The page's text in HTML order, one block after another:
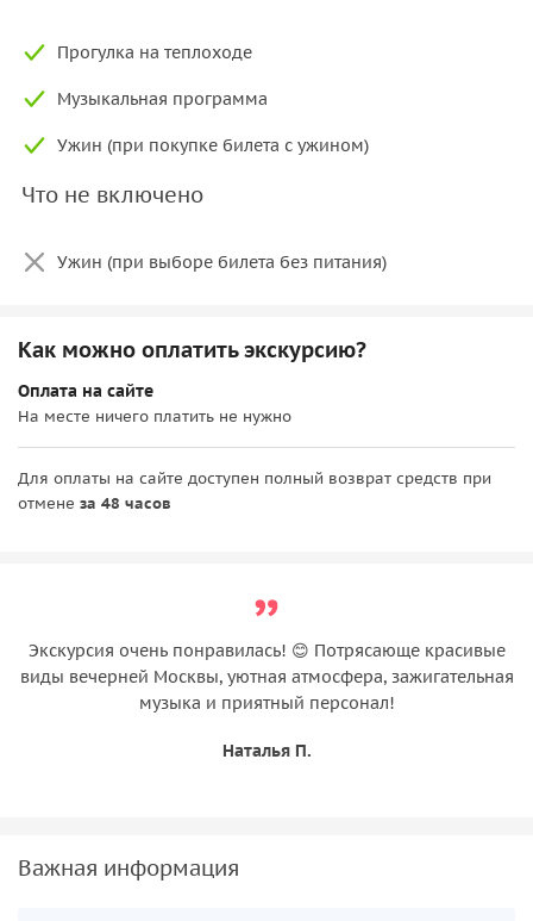
Прогулка на теплоходе
Музыкальная программа
Ужин (при покупке билета с ужином)
Что не включено
Ужин (при выборе билета без питания)
Как можно оплатить экскурсию?
Оплата на сайте
На месте ничего платить не нужно
Для оплаты на сайте доступен полный возврат средств при
отмене за 48 часов
Экскурсия очень понравилась! 😊 Потрясающе красивые
виды вечерней Москвы, уютная атмосфера, зажигательная
музыка и приятный персонал!
Наталья П.
Важная информация